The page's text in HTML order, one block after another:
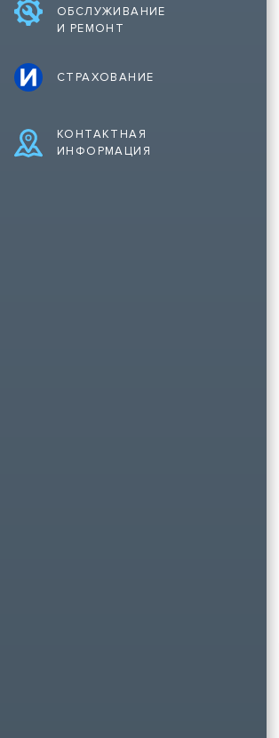
ОБСЛУЖИВАНИЕ
И РЕМОНТ
СТРАХОВАНИЕ
КОНТАКТНАЯ
ИНФОРМАЦИЯ